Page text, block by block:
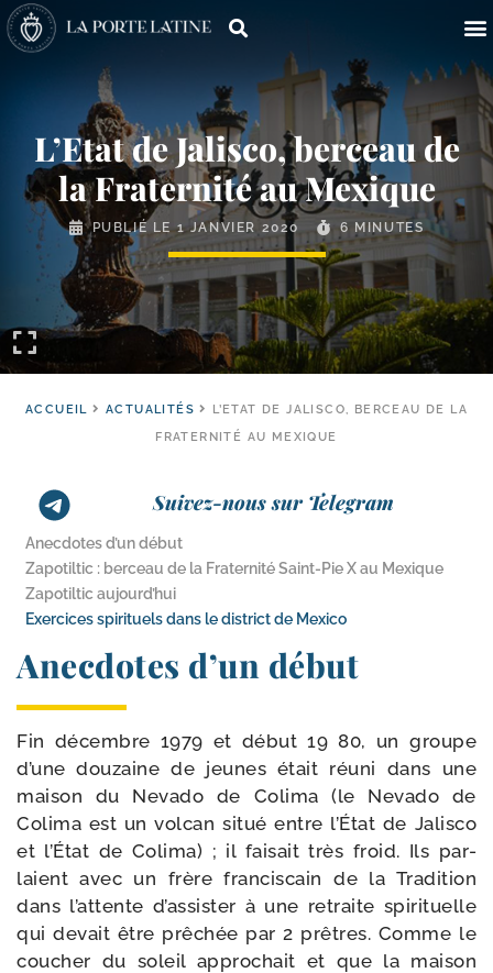
L’Etat de Jalisco, berceau de
la Fraternité au Mexique
PUBLIÉ LE1 JANVIER 2020 6 MINUTES
ACCUEIL ACTUALITÉS
L’ETAT DE JALISCO, BERCEAU DE LA
FRATERNITÉ AU MEXIQUE
Suivez-nous sur Telegram
Anecdotes d’un début
Zapotiltic : berceau de la Fraternité Saint-​Pie X au Mexique
Zapotiltic aujourd’hui
Exercices spirituels dans le district de Mexico
Anecdotes d’un début
Fin décembre 1979 et début 19 80, un groupe
d’une dou­zaine de jeunes était réuni dans une
mai­son du Nevado de Colima (le Nevado de
Colima est un vol­can situé entre l’État de Jalisco
et l’État de Colima) ; il fai­sait très froid. Ils par­
laient avec un frère fran­cis­cain de la Tradition
dans l’attente d’assister à une retraite spi­ri­tuelle
qui devait être prê­chée par 2 prêtres. Comme le
cou­cher du soleil appro­chait et que la mai­son